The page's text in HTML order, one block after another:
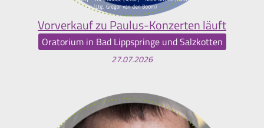
Vorverkauf zu Paulus-Konzerten läuft
Oratorium in Bad Lippspringe und Salzkotten
27.07.2026